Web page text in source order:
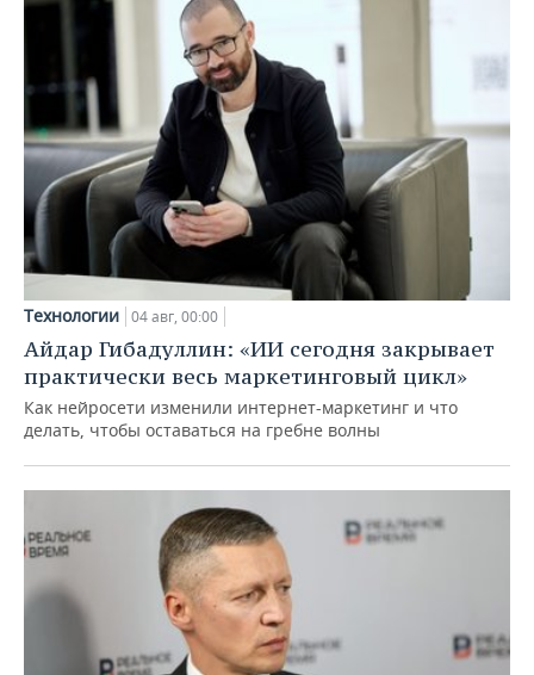
Технологии 04 авг, 00:00
Айдар Гибадуллин: «ИИ сегодня закрывает
практически весь маркетинговый цикл»
Как нейросети изменили интернет-маркетинг и что
делать, чтобы оставаться на гребне волны